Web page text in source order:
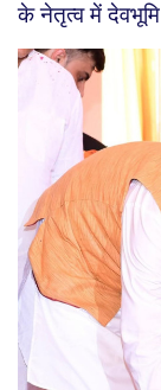
के नेतृत्व में देवभूमि